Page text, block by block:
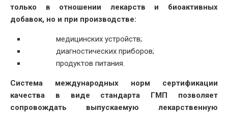
только в отношении лекарств и биоактивных
добавок, но и при производстве:
медицинских устройств;
диагностических приборов;
продуктов питания.
Система международных норм сертификации
качества в виде стандарта ГМП позволяет
сопровождать выпускаемую лекарственную